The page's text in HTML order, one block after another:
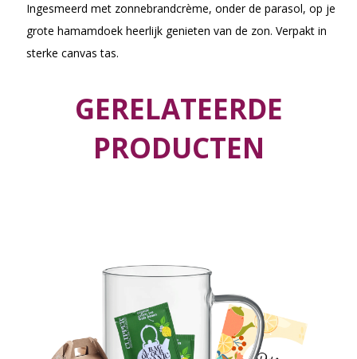
Ingesmeerd met zonnebrandcrème, onder de parasol, op je
grote hamamdoek heerlijk genieten van de zon. Verpakt in
sterke canvas tas.
GERELATEERDE
PRODUCTEN